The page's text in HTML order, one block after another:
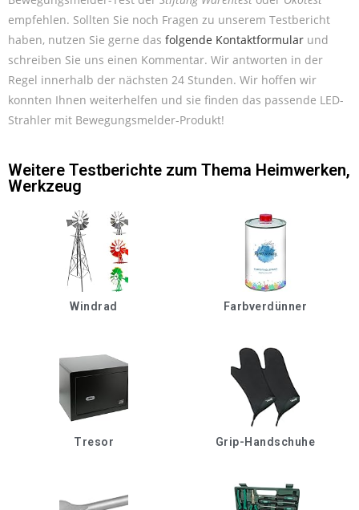
empfehlen. Sollten Sie noch Fragen zu unserem Testbericht
haben, nutzen Sie gerne das folgende Kontaktformular und
schreiben Sie uns einen Kommentar. Wir antworten in der
Regel innerhalb der nächsten 24 Stunden. Wir hoffen wir
konnten Ihnen weiterhelfen und sie finden das passende LED-
Strahler mit Bewegungsmelder-Produkt!
Weitere Testberichte zum Thema Heimwerken,
Werkzeug
Windrad Farbverdünner
Tresor Grip-Handschuhe